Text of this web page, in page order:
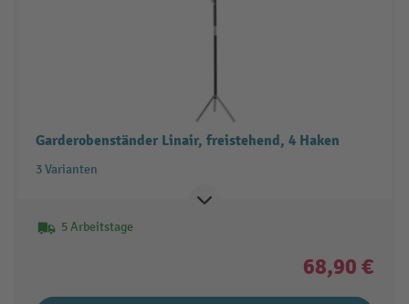
Garderobenständer Linair, freistehend, 4 Haken
3 Varianten
5 Arbeitstage
68,90 €